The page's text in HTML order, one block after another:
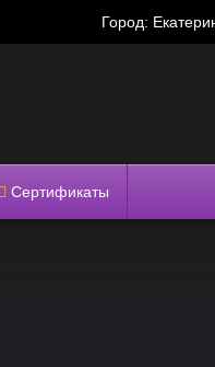
Город:
Сертификаты